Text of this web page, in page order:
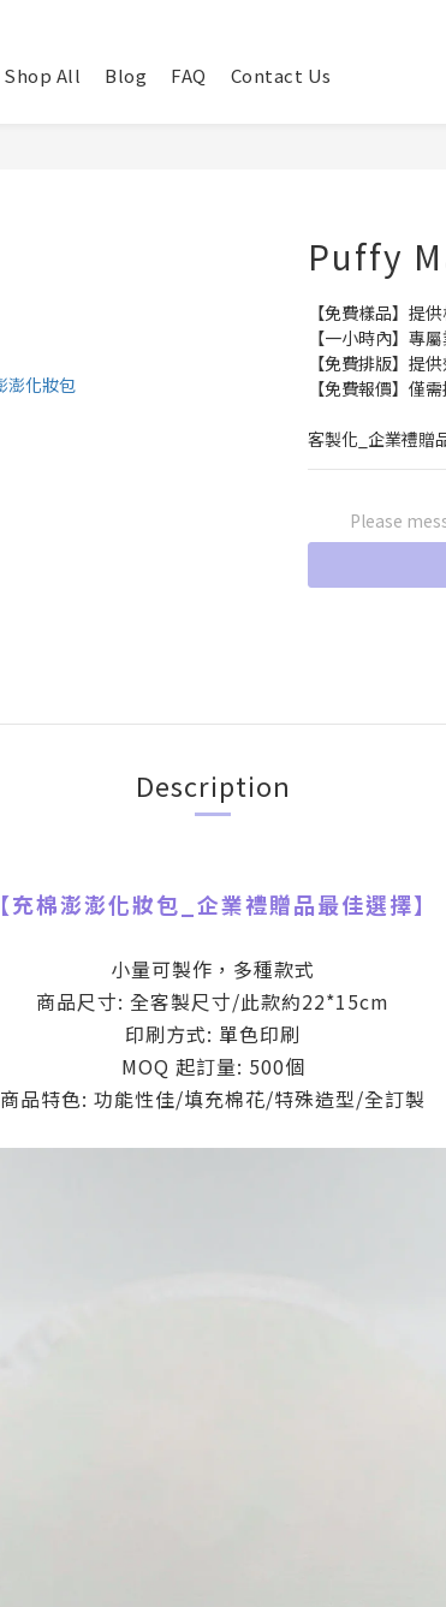
Shop All Blog FAQ Contact Us
Puffy
【免費樣品】提
【一小時內】專
【免費排版】提
【免費報價】僅
客製化_企業禮贈
Please
Description
【充棉澎澎化妝包 企業禮贈品最佳選擇】
小量可製作，多種款式
商品尺寸: 全客製尺寸/此款約22*15cm
印刷方式: 單色印刷
MOQ 起訂量: 500個
商品特色: 功能性佳/填充棉花/特殊造型/全訂製